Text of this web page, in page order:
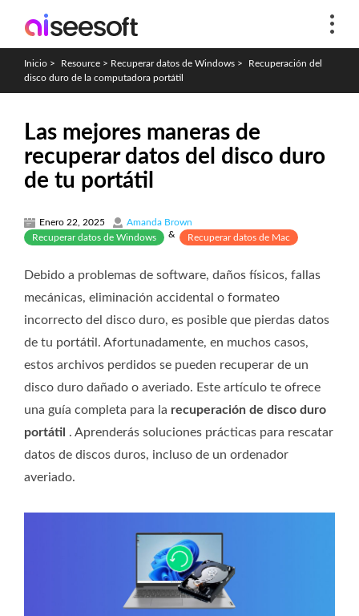
Inicio > Resource > Recuperar datos de Windows >
Recuperación del
disco duro de la computadora portátil
Las mejores maneras de
recuperar datos del disco duro
de tu portátil
Enero 22, 2025
Amanda Brown
Recuperar datos de Windows
& Recuperar datos de Mac
Debido a problemas de software, daños físicos, fallas
mecánicas, eliminación accidental o formateo
incorrecto del disco duro, es posible que pierdas datos
de tu portátil. Afortunadamente, en muchos casos,
estos archivos perdidos se pueden recuperar de un
disco duro dañado o averiado. Este artículo te ofrece
una guía completa para la recuperación de disco duro
portátil . Aprenderás soluciones prácticas para rescatar
datos de discos duros, incluso de un ordenador
averiado.